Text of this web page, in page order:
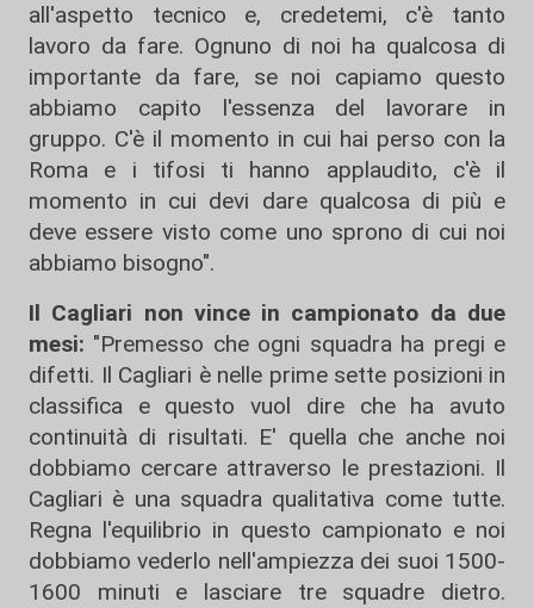
all'aspetto tecnico e, credetemi, c'è tanto
lavoro da fare. Ognuno di noi ha qualcosa di
importante da fare, se noi capiamo questo
abbiamo capito l'essenza del lavorare in
gruppo. C'è il momento in cui hai perso con la
Roma e i tifosi ti hanno applaudito, c'è il
momento in cui devi dare qualcosa di più e
deve essere visto come uno sprono di cui noi
abbiamo bisogno".
Il Cagliari non vince in campionato da due
mesi: "Premesso che ogni squadra ha pregi e
difetti. Il Cagliari è nelle prime sette posizioni in
classifica e questo vuol dire che ha avuto
continuità di risultati. E' quella che anche noi
dobbiamo cercare attraverso le prestazioni. Il
Cagliari è una squadra qualitativa come tutte.
Regna l'equilibrio in questo campionato e noi
dobbiamo vederlo nell'ampiezza dei suoi 1500-
1600 minuti e lasciare tre squadre dietro.